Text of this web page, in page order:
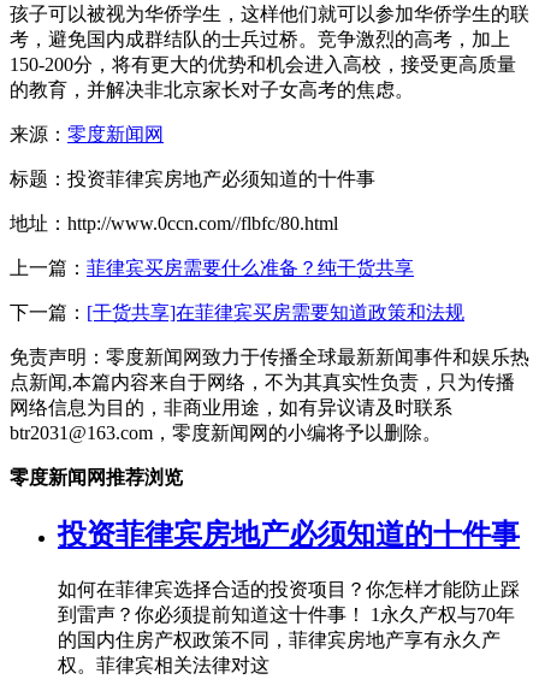
孩子可以被视为华侨学生，这样他们就可以参加华侨学生的联
考，避免国内成群结队的士兵过桥。竞争激烈的高考，加上
150-200分，将有更大的优势和机会进入高校，接受更高质量
的教育，并解决非北京家长对子女高考的焦虑。
来源： 零度新闻网
标题：投资菲律宾房地产必须知道的十件事
地址：http://www.0ccn.com//flbfc/80.html
上一篇： 菲律宾买房需要什么准备？纯干货共享
下一篇： [干货共享]在菲律宾买房需要知道政策和法规
免责声明：零度新闻网致力于传播全球最新新闻事件和娱乐热
点新闻,本篇内容来自于网络，不为其真实性负责，只为传播
网络信息为目的，非商业用途，如有异议请及时联系
btr2031@163.com，零度新闻网的小编将予以删除。
零度新闻网推荐浏览
投资菲律宾房地产必须知道的十件事
如何在菲律宾选择合适的投资项目？你怎样才能防止踩
到雷声？你必须提前知道这十件事！ 1永久产权与70年
的国内住房产权政策不同，菲律宾房地产享有永久产
权。菲律宾相关法律对这